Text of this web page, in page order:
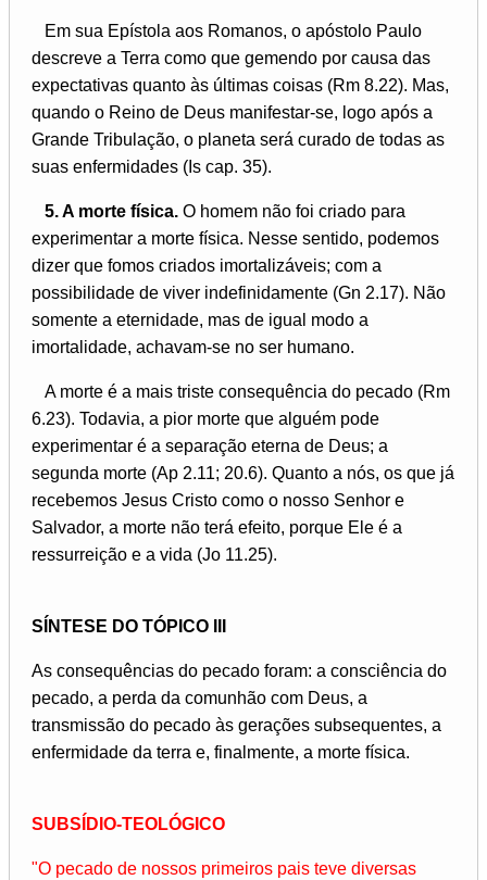
Em sua Epístola aos Romanos, o apóstolo Paulo
descreve a Terra como que gemendo por causa das
expectativas quanto às últimas coisas (Rm 8.22). Mas,
quando o Reino de Deus manifestar-se, logo após a
Grande Tribulação, o planeta será curado de todas as
suas enfermidades (Is cap. 35).
5. A morte física. O homem não foi criado para
experimentar a morte física. Nesse sentido, podemos
dizer que fomos criados imortalizáveis; com a
possibilidade de viver indefinidamente (Gn 2.17). Não
somente a eternidade, mas de igual modo a
imortalidade, achavam-se no ser humano.
A morte é a mais triste consequência do pecado (Rm
6.23). Todavia, a pior morte que alguém pode
experimentar é a separação eterna de Deus; a
segunda morte (Ap 2.11; 20.6). Quanto a nós, os que já
recebemos Jesus Cristo como o nosso Senhor e
Salvador, a morte não terá efeito, porque Ele é a
ressurreição e a vida (Jo 11.25).
SÍNTESE DO TÓPICO III
As consequências do pecado foram: a consciência do
pecado, a perda da comunhão com Deus, a
transmissão do pecado às gerações subsequentes, a
enfermidade da terra e, finalmente, a morte física.
SUBSÍDIO-TEOLÓGICO
"O pecado de nossos primeiros pais teve diversas